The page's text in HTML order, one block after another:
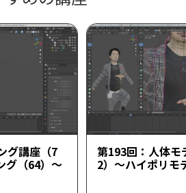
グ講座（7
グ（64）～
第193回：人体モ
2）～ハイポリモ